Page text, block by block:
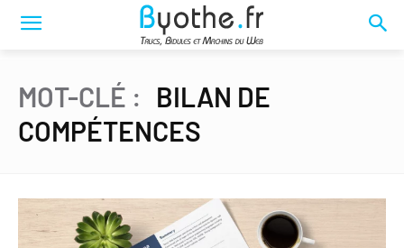
MOT-CLÉ : BILAN DE
COMPÉTENCES